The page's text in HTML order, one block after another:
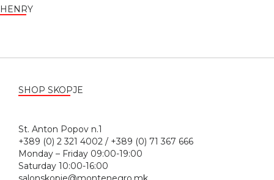
HENRY
SHOP SKOPJE
St. Anton Popov n.1
+389 (0) 2 321 4002 / +389 (0) 71 367 666
Monday – Friday 09:00-19:00
Saturday 10:00-16:00